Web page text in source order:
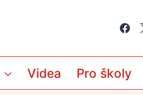
Videa Pro školy